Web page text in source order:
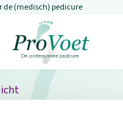
inhoud gaan
de (medisch) pedicure
Ga naar de homepagina